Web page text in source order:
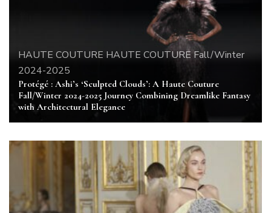
HAUTE COUTURE HAUTE COUTURE Fall/Winter
2024-2025
Protégé : Ashi’s ‘Sculpted Clouds’: A Haute Couture
Fall/Winter 2024-2025 Journey Combining Dreamlike Fantasy
with Architectural Elegance